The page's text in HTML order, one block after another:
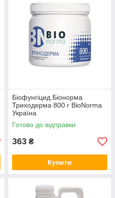
Біофунгіцид Біонорма
Триходерма 800 г BioNorma
Україна
Готово до відправки
363 ₴
Купити